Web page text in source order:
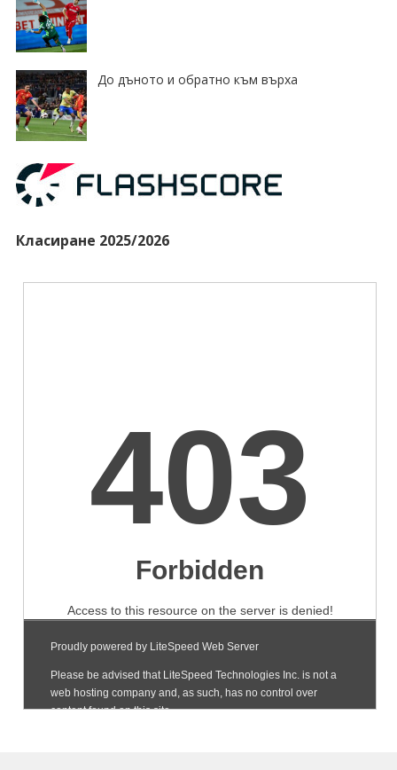
До дъното и обратно към върха
Класиране 2025/2026